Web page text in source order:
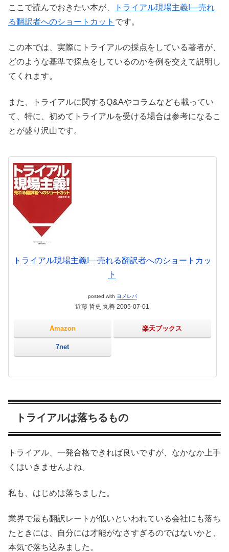
ここで読んでおきたい本が、
トライアル現場主義!―売れ
る翻訳者へのショートカット です。
この本では、実際にトライアルの採点をしている著者が、
どのような基準で採点をしているのかを例を交えて説明し
てくれます。
また、トライアルに関するQ&Aやコラムなども載ってい
て、特に、初めてトライアルを受ける場合は参考になるこ
とが盛り沢山です。
トライアル現場主義!―売れる翻訳者へのショートカッ
ト
posted with ヨメレバ
近藤 哲史 丸善 2005-07-01
Amazon 楽天ブックス
7net
トライアルは落ちるもの
トライアル、一発合格できれば良いですが、なかなか上手
くはいきませんよね。
私も、はじめは落ちました。
業界で最も翻訳レートが低いといわれている会社にも落ち
たときには、自分には才能がなさすぎるのではないかと、
本気で落ち込みました。